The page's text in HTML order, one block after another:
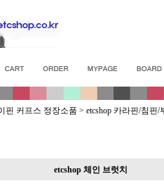
핀 커프스 정장소품 > etcshop 카라핀/침핀/
etcshop 체인 브럿치